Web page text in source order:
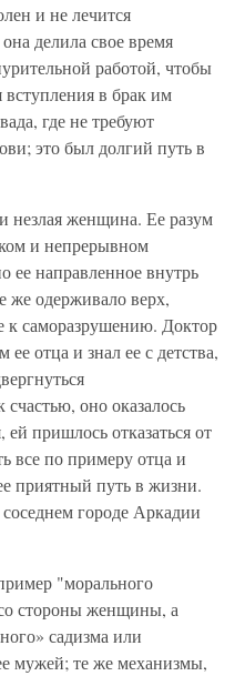
и не лечится
делила свое время
работой, чтобы
в брак им
где не требуют
это был долгий путь в
незлая женщина. Ее разум
и непрерывном
ее направленное внутрь
же одерживало верх,
к саморазрушению. Доктор
отца и знал ее с детства,
оно оказалось
пришлось отказаться от
все по примеру отца и
приятный путь в жизни.
городе Аркадии
"морального
стороны женщины, а
садизма или
мужей; те же механизмы,